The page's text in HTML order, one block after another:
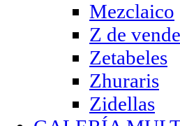
Mezclaico
Z de
Zetabeles
Zhuraris
Zidellas